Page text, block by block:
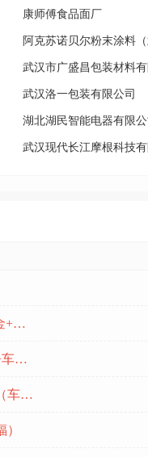
康师傅食品面厂
武汉市广盛昌包装材料有
武汉洛一包装有限公司
湖北湖民智能电器有限公
武汉现代长江摩根科技有
推广 名幸电子直招正式工（六险一金+包吃住)
推广 电商运营（五险+双休+包吃住+车补+免费充电桩+蔡甸）
推广 经开万达-电话客服3600-15000（车都快聘平台销售顾问）